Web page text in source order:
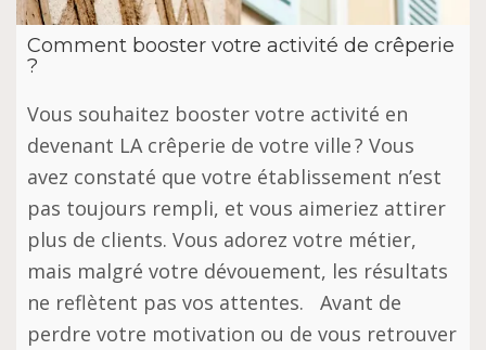
Comment booster votre activité de crêperie
?
Vous souhaitez booster votre activité en
devenant LA crêperie de votre ville ? Vous
avez constaté que votre établissement n’est
pas toujours rempli, et vous aimeriez attirer
plus de clients. Vous adorez votre métier,
mais malgré votre dévouement, les résultats
ne reflètent pas vos attentes. Avant de
perdre votre motivation ou de vous retrouver